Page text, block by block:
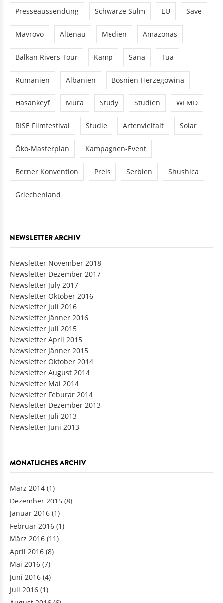
Presseaussendung Schwarze Sulm EU Save
Mavrovo Altenau Medien Amazonas
Balkan Rivers Tour Kamp Sana Tua
Rumänien Albanien Bosnien-Herzegowina
Hasankeyf Mura Study Studien WFMD
RISE Filmfestival Studie Artenvielfalt Solar
Öko-Masterplan Kampagnen-Event
Berner Konvention Preis Serbien Shushica
Griechenland
NEWSLETTER ARCHIV
Newsletter November 2018
Newsletter Dezember 2017
Newsletter July 2017
Newsletter Oktober 2016
Newsletter Juli 2016
Newsletter Jänner 2016
Newsletter Juli 2015
Newsletter April 2015
Newsletter Jänner 2015
Newsletter Oktober 2014
Newsletter August 2014
Newsletter Mai 2014
Newsletter Feburar 2014
Newsletter Dezember 2013
Newsletter Juli 2013
Newsletter Juni 2013
MONATLICHES ARCHIV
März 2014 (1)
Dezember 2015 (8)
Januar 2016 (1)
Februar 2016 (1)
März 2016 (11)
April 2016 (8)
Mai 2016 (7)
Juni 2016 (4)
Juli 2016 (1)